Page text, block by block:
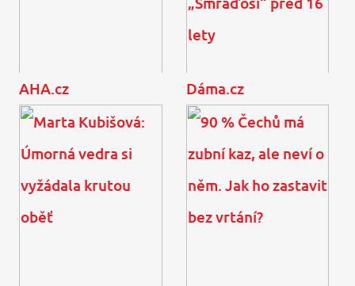
4 tipy, jak v létě zpestřit
jídelníček malých dětí
Retro foto Kateřiny a
Petera Pechových:
„Smraďoši“ před 16 lety
AHA.cz Dáma.cz